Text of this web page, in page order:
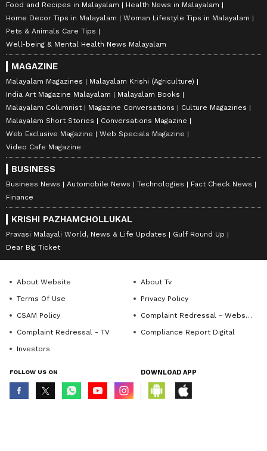
Food and Recipes in Malayalam
Health News in Malayalam
Home Decor Tips in Malayalam
Woman Lifestyle Tips in Malayalam
Pets & Animals Care Tips
Well-being & Mental Health News Malayalam
MAGAZINE
Malayalam Magazines
Malayalam Krishi (Agriculture)
India Art Magazine Malayalam
Malayalam Books
Malayalam Columnist
Magazine Conversations
Culture Magazines
Malayalam Short Stories
Conversations Magazine
Web Exclusive Magazine
Web Specials Magazine
Video Cafe Magazine
BUSINESS
Business News Automobile News Technologies
Fact Check News
Finance
KRISHI PAZHAMCHOLLUKAL
Pravasi Malayali World, News & Life Updates
Gulf Round Up
Dear Big Ticket
About Website
About Tv
Terms Of Use
Privacy Policy
CSAM Policy
Complaint Redressal - Website
Complaint Redressal - TV
Compliance Report Digital
Investors
FOLLOW US ON DOWNLOAD APP